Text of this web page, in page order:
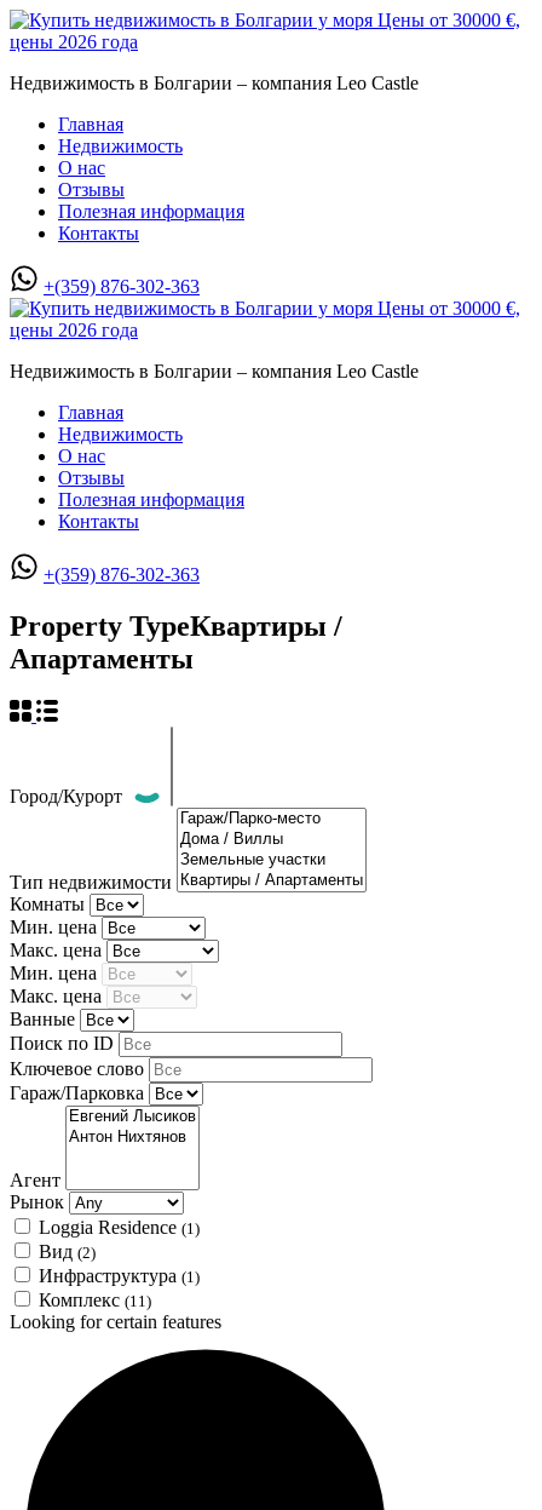
Недвижимость в Болгарии – компания Leo Castle
Главная
Недвижимость
О нас
Отзывы
Полезная информация
Контакты
+(359) 876-302-363
Недвижимость в Болгарии – компания Leo Castle
Главная
Недвижимость
О нас
Отзывы
Полезная информация
Контакты
+(359) 876-302-363
Property TypeКвартиры /
Апартаменты
Город/Курорт
Тип недвижимости
Комнаты
Мин. цена
Макс. цена
Мин. цена
Макс. цена
Ванные
Поиск по ID
Ключевое слово
Гараж/Парковка
Агент
Рынок
Loggia Residence (1)
Вид (2)
Инфраструктура (1)
Комплекс (11)
Looking for certain features